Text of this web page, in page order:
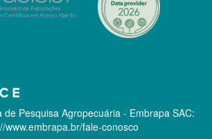
de Pesquisa Agropecuária - Embrapa SAC:
www.embrapa.br/fale-conosco